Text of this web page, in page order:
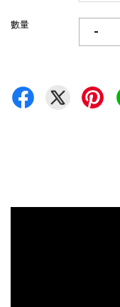
數量 -